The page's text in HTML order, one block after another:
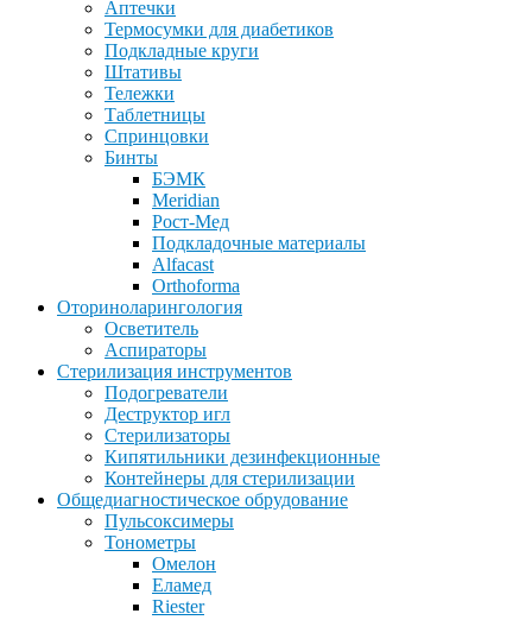
Аптечки
Термосумки для диабетиков
Подкладные круги
Штативы
Тележки
Таблетницы
Спринцовки
Бинты
БЭМК
Meridian
Рост-Мед
Подкладочные материалы
Alfacast
Orthoforma
Оториноларингология
Осветитель
Аспираторы
Стерилизация инструментов
Подогреватели
Деструктор игл
Стерилизаторы
Кипятильники дезинфекционные
Контейнеры для стерилизации
Общедиагностическое обрудование
Пульсоксимеры
Тонометры
Омелон
Еламед
Riester